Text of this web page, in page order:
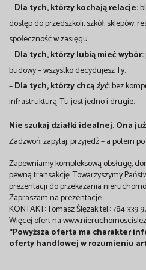
–Dla tych, którzy kochają relacje:
dostęp do przedszkoli, szkół, sklepów,
społeczność w zasięgu.
–Dla tych, którzy lubią mieć wybór:
budowy – wszystko decydujesz Ty.
–Dla tych, którzy chcążyć:bez
infrastrukturą. Tu jest jedno i drugie.
Nie szukaj działki idealnej. Ona
Zadzwoń, zapytaj, przyjedź – a potem
Zapewniamy kompleksową obsługę,
pewną transakcję. Towarzyszymy
prezentacji do przekazania
Zapraszam na prezentacje.
KONTAKT: Tomasz Ślęzak tel.: 784 339
Więcej ofert na
“Powyższa oferta ma charakter
oferty handlowej w rozumieniu